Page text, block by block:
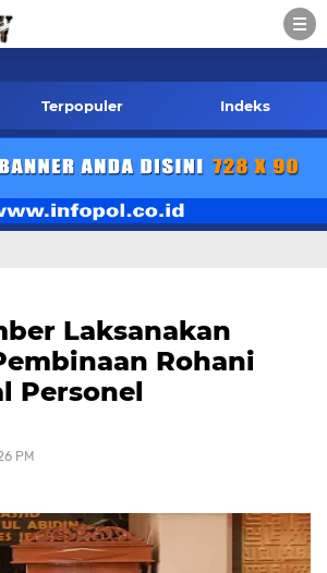
085784424805 wa
Terpopuler Indeks
Laksanakan
Rohani
Personel
PM